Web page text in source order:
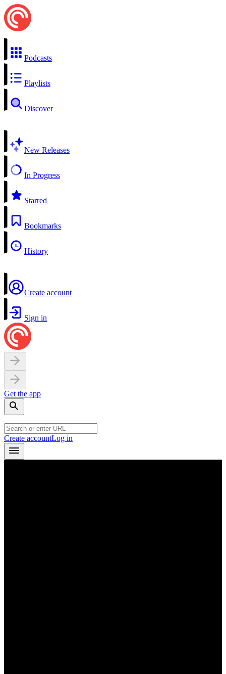
Podcasts
Playlists
Discover
New Releases
In Progress
Starred
Bookmarks
History
Create account
Sign in
Get the app
Create accountLog in